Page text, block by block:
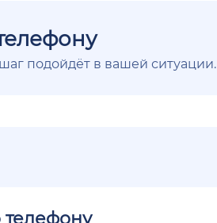
подойдёт в вашей ситуации.
телефону